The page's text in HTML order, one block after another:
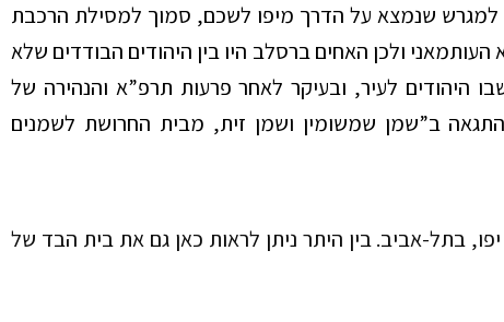
למגרש שנמצא על הדרך מיפו לשכם, סמוך למסילת הרכבת
ולכן האחים ברסלב היו בין היהודים הבודדים שלא
לעיר, ובעיקר לאחר פרעות תרפ”א והנהירה של
ב”שמן שמשומין ושמן זית, מבית החרושת לשמנים
בתל-אביב. בין היתר ניתן לראות כאן גם את בית הבד של